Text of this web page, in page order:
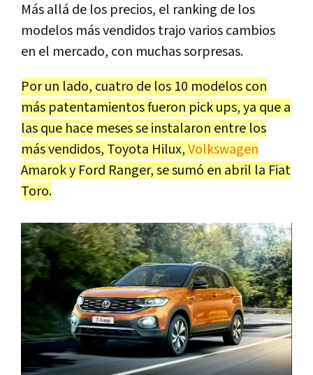
Más allá de los precios, el ranking de los
modelos más vendidos trajo varios cambios
en el mercado, con muchas sorpresas.
Por un lado, cuatro de los 10 modelos con
más patentamientos fueron pick ups, ya que a
las que hace meses se instalaron entre los
más vendidos, Toyota Hilux,Volkswagen
Amarok y Ford Ranger, se sumó en abril la Fiat
Toro.